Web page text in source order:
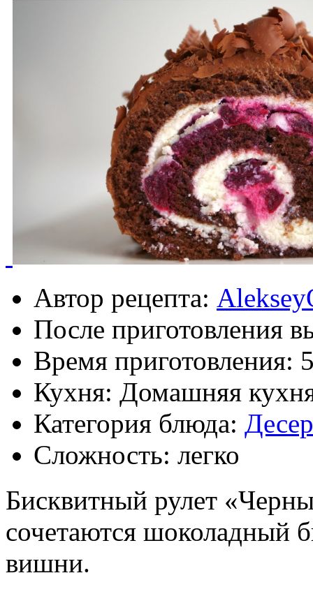
Автор рецепта:
После приготовления
Время приготовления:
Кухня: Домашняя
Категория блюда:
Сложность: легко
Бисквитный рулет
сочетаются шоколадный
вишни.